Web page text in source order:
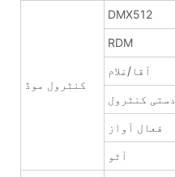
کنٹرول موڈ
DMX512
RDM
آقا/غلام
دستی کنٹرول
فعال آواز
آٹو